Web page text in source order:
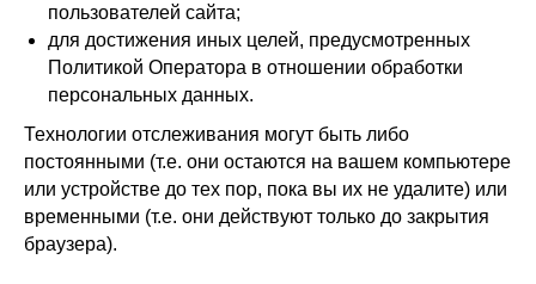
пользователей сайта;
для достижения иных целей, предусмотренных
Политикой Оператора в отношении обработки
персональных данных.
Технологии отслеживания могут быть либо
постоянными (т.е. они остаются на вашем компьютере
или устройстве до тех пор, пока вы их не удалите) или
временными (т.е. они действуют только до закрытия
браузера).